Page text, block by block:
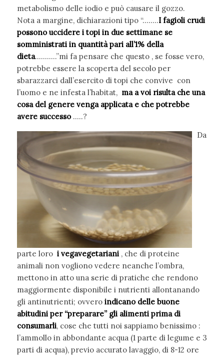
metabolismo delle iodio e può causare il gozzo.
Nota a margine, dichiarazioni tipo “……..I fagioli crudi
possono uccidere i topi in due settimane se
somministrati in quantità pari all’1% della
dieta………..”mi fa pensare che questo , se fosse vero,
potrebbe essere la scoperta del secolo per
sbarazzarci dall’esercito di topi che convive con
l’uomo e ne infesta l’habitat, ma a voi risulta che una
cosa del genere venga applicata e che potrebbe
avere successo…..?
Da
parte loro i vegavegetariani, che di proteine
animali non vogliono vedere neanche l’ombra,
mettono in atto una serie di pratiche che rendono
maggiormente disponibile i nutrienti allontanando
gli antinutrienti; ovvero indicano delle buone
abitudini per “preparare” gli alimenti prima di
consumarli, cose che tutti noi sappiamo benissimo :
l’ammollo in abbondante acqua (1 parte di legume e 3
parti di acqua), previo accurato lavaggio, di 8-12 ore